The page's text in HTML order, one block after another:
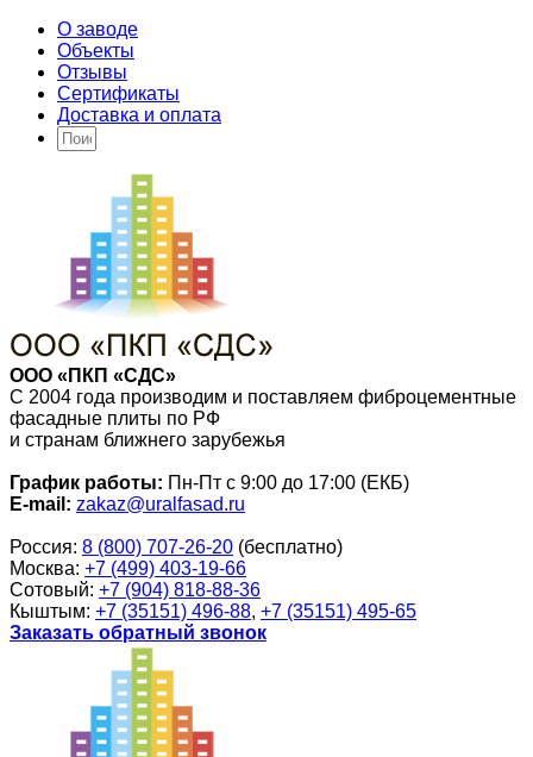
О заводе
Объекты
Отзывы
Сертификаты
Доставка и оплата
ООО «ПКП «СДС»
С 2004 года производим и поставляем фиброцементные
фасадные плиты по РФ
и странам ближнего зарубежья
График работы: Пн-Пт с 9:00 до 17:00 (ЕКБ)
E-mail: zakaz@uralfasad.ru
Россия: 8 (800) 707-26-20 (бесплатно)
Москва: +7 (499) 403-19-66
Сотовый: +7 (904) 818-88-36
Кыштым: +7 (35151) 496-88, +7 (35151) 495-65
Заказать обратный звонок